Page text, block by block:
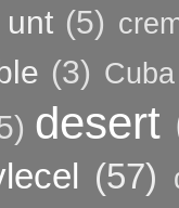
(5)
(3) Cuba
desert
(57)